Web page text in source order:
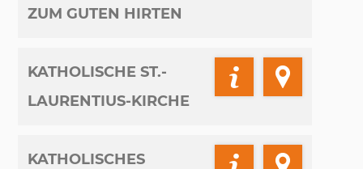
ZUM GUTEN HIRTEN
KATHOLISCHE ST.-
LAURENTIUS-KIRCHE
KATHOLISCHES